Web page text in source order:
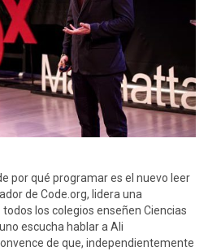
por qué programar es el nuevo leer
de Code.org, lidera una
los colegios enseñen Ciencias
escucha hablar a Ali
de que, independientemente